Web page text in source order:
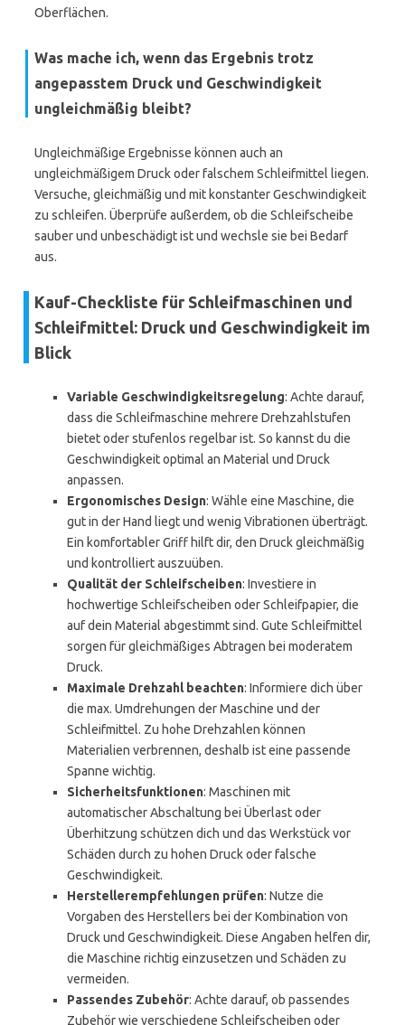
Oberflächen.
Was mache ich, wenn das Ergebnis trotz
angepasstem Druck und Geschwindigkeit
ungleichmäßig bleibt?
Ungleichmäßige Ergebnisse können auch an
ungleichmäßigem Druck oder falschem Schleifmittel liegen.
Versuche, gleichmäßig und mit konstanter Geschwindigkeit
zu schleifen. Überprüfe außerdem, ob die Schleifscheibe
sauber und unbeschädigt ist und wechsle sie bei Bedarf
aus.
Kauf-Checkliste für Schleifmaschinen und
Schleifmittel: Druck und Geschwindigkeit im
Blick
Variable Geschwindigkeitsregelung: Achte darauf,
dass die Schleifmaschine mehrere Drehzahlstufen
bietet oder stufenlos regelbar ist. So kannst du die
Geschwindigkeit optimal an Material und Druck
anpassen.
Ergonomisches Design: Wähle eine Maschine, die
gut in der Hand liegt und wenig Vibrationen überträgt.
Ein komfortabler Griff hilft dir, den Druck gleichmäßig
und kontrolliert auszuüben.
Qualität der Schleifscheiben: Investiere in
hochwertige Schleifscheiben oder Schleifpapier, die
auf dein Material abgestimmt sind. Gute Schleifmittel
sorgen für gleichmäßiges Abtragen bei moderatem
Druck.
Maximale Drehzahl beachten: Informiere dich über
die max. Umdrehungen der Maschine und der
Schleifmittel. Zu hohe Drehzahlen können
Materialien verbrennen, deshalb ist eine passende
Spanne wichtig.
Sicherheitsfunktionen: Maschinen mit
automatischer Abschaltung bei Überlast oder
Überhitzung schützen dich und das Werkstück vor
Schäden durch zu hohen Druck oder falsche
Geschwindigkeit.
Herstellerempfehlungen prüfen: Nutze die
Vorgaben des Herstellers bei der Kombination von
Druck und Geschwindigkeit. Diese Angaben helfen dir,
die Maschine richtig einzusetzen und Schäden zu
vermeiden.
Passendes Zubehör: Achte darauf, ob passendes
Zubehör wie verschiedene Schleifscheiben oder